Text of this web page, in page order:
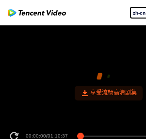
zh-cn
00:00:00/01:10:37